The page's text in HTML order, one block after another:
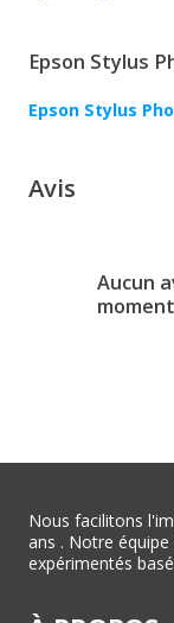
Epson Stylus
Epson Stylus
Avis
Aucun
moment
Nous facilitons
ans . Notre
expérimentés